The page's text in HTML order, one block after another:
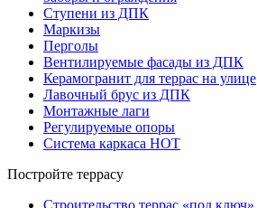
Ступени из ДПК
Маркизы
Перголы
Вентилируемые фасады из ДПК
Керамогранит для террас на улице
Лавочный брус из ДПК
Монтажные лаги
Регулируемые опоры
Система каркаса НОТ
Постройте террасу
Строительство террас «под ключ»